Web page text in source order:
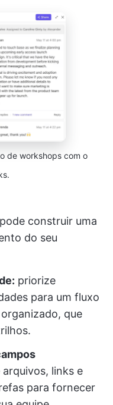
de workshops com o
construir uma
do seu
priorize
para um fluxo
que
arquivos, links e
para fornecer